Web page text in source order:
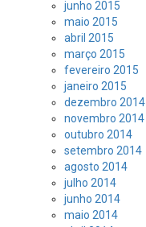
junho 2015
maio 2015
abril 2015
março 2015
fevereiro 2015
janeiro 2015
dezembro 2014
novembro 2014
outubro 2014
setembro 2014
agosto 2014
julho 2014
junho 2014
maio 2014